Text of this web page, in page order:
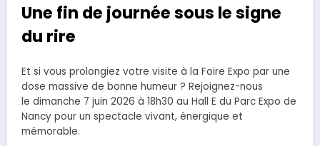
Une fin de journée sous le signe
du rire
Et si vous prolongiez votre visite à la Foire Expo par une
dose massive de bonne humeur ? Rejoignez-nous
le dimanche 7 juin 2026 à 18h30 au Hall E du Parc Expo de
Nancy pour un spectacle vivant, énergique et
mémorable.